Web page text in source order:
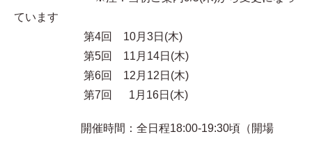
ています
第4回 10月3日(木)
第5回 11月14日(木)
第6回 12月12日(木)
第7回 1月16日(木)
開催時間：全日程18:00-19:30頃（開場